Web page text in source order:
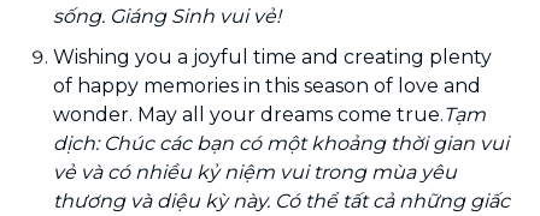
sống. Giáng Sinh vui vẻ!
Wishing you a joyful time and creating plenty
of happy memories in this season of love and
wonder. May all your dreams come true.Tạm
dịch: Chúc các bạn có một khoảng thời gian vui
vẻ và có nhiều kỷ niệm vui trong mùa yêu
thương và diệu kỳ này. Có thể tất cả những giấc